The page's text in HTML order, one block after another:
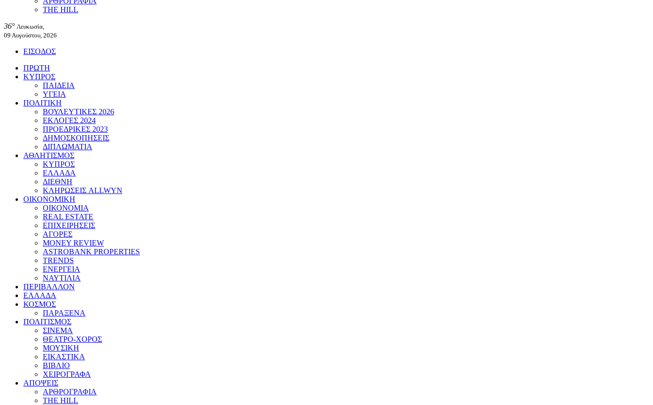
THE HILL
36° Λευκωσία,
09 Αυγούστου, 2026
ΕΙΣΟΔΟΣ
ΠΡΩΤΗ
ΚΥΠΡΟΣ
ΠΑΙΔΕΙΑ
ΥΓΕΙΑ
ΠΟΛΙΤΙΚΗ
ΒΟΥΛΕΥΤΙΚΕΣ 2026
ΕΚΛΟΓΕΣ 2024
ΠΡΟΕΔΡΙΚΕΣ 2023
ΔΗΜΟΣΚΟΠΗΣΕΙΣ
ΔΙΠΛΩΜΑΤΙΑ
ΑΘΛΗΤΙΣΜΟΣ
ΚΥΠΡΟΣ
ΕΛΛΑΔΑ
ΔΙΕΘΝΗ
ΚΛΗΡΩΣΕΙΣ ALLWYN
ΟΙΚΟΝΟΜΙΚΗ
ΟΙΚΟΝΟΜΙΑ
REAL ESTATE
ΕΠΙΧΕΙΡΗΣΕΙΣ
ΑΓΟΡΕΣ
MONEY REVIEW
ASTROBANK PROPERTIES
TRENDS
ΕΝΕΡΓΕΙΑ
ΝΑΥΤΙΛΙΑ
ΠΕΡΙΒΑΛΛΟΝ
ΕΛΛΑΔΑ
ΚΟΣΜΟΣ
ΠΑΡΑΞΕΝΑ
ΠΟΛΙΤΙΣΜΟΣ
ΣΙΝΕΜΑ
ΘΕΑΤΡΟ-ΧΟΡΟΣ
ΜΟΥΣΙΚΗ
ΕΙΚΑΣΤΙΚΑ
ΒΙΒΛΙΟ
ΧΕΙΡΟΓΡΑΦΑ
ΑΠΟΨΕΙΣ
ΑΡΘΡΟΓΡΑΦΙΑ
THE HILL